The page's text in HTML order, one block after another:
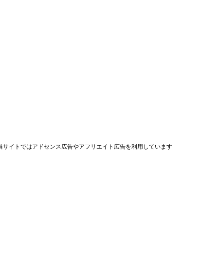
サイトではアドセンス広告やアフリエイト広告を利用しています